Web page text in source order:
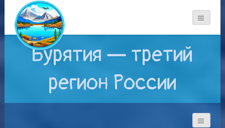
Бурятия — третий
регион России